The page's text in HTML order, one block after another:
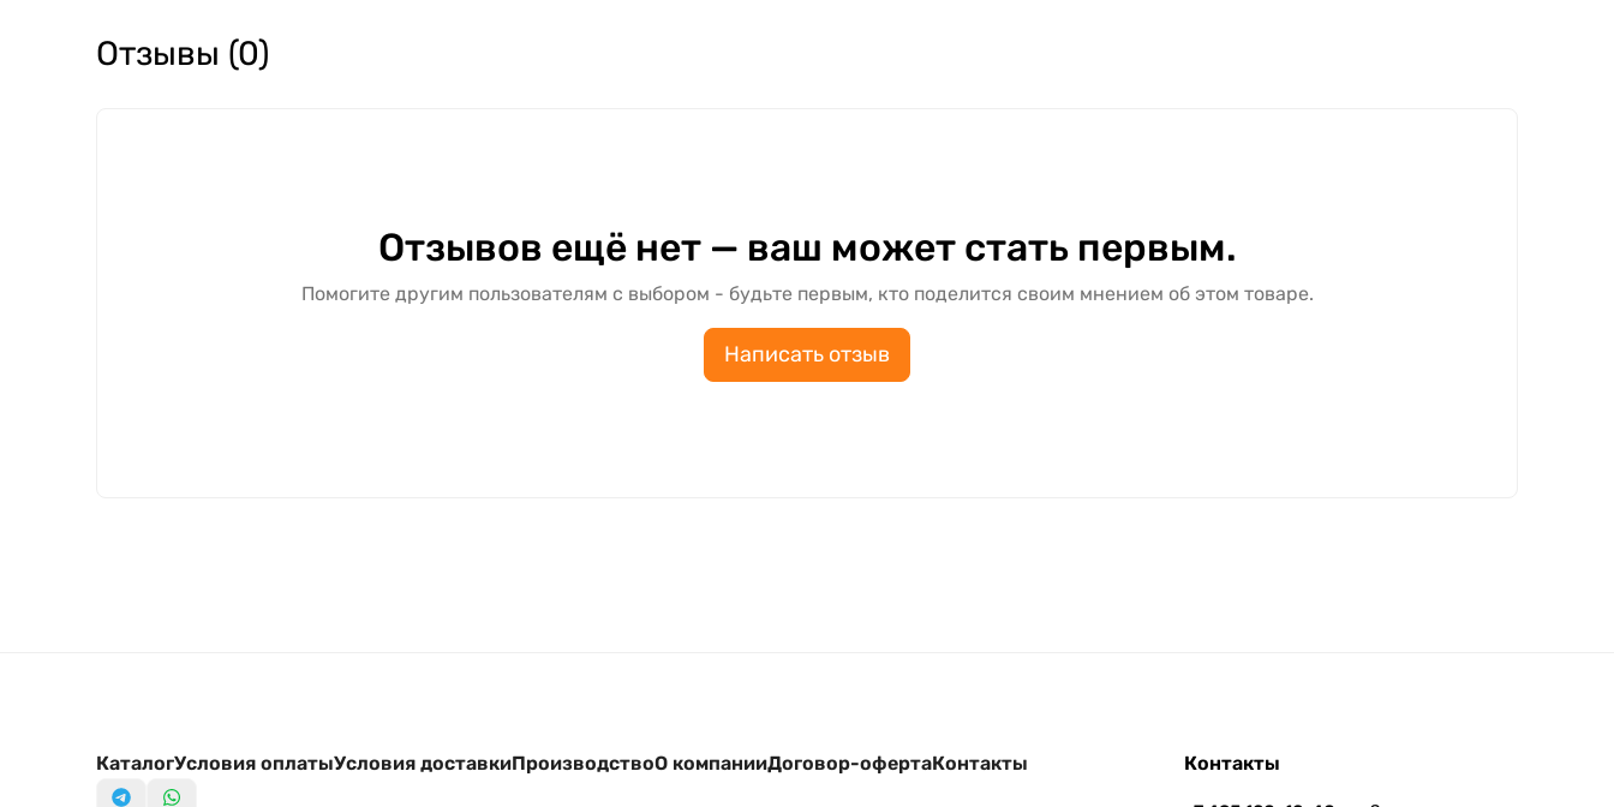
Отзывы (0)
Отзывов ещё нет — ваш может стать первым.
Помогите другим пользователям с выбором - будьте первым, кто поделится своим мнением об этом товаре.
Написать отзыв
КаталогУсловия оплатыУсловия доставкиПроизводствоО компанииДоговор-офертаКонтакты Контакты